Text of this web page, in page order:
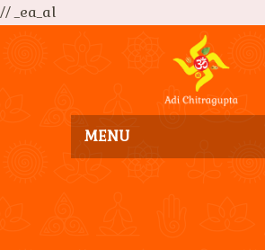
// _ea_al
MENU